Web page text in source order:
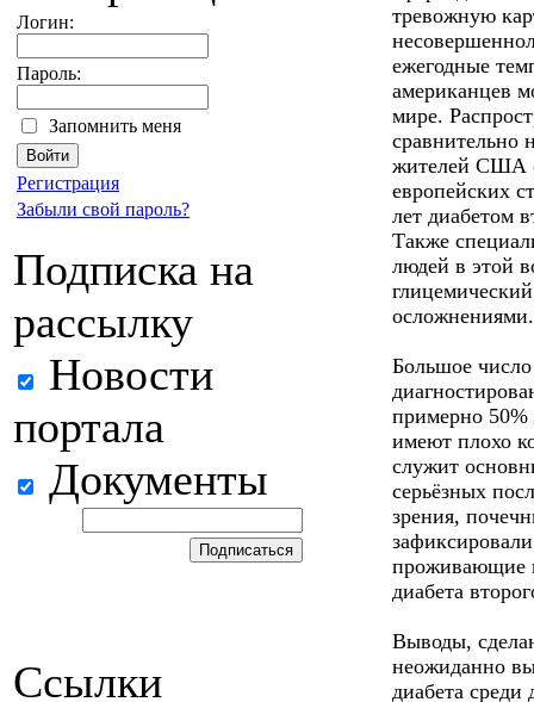
Логин:
Пароль:
Запомнить меня
Регистрация
Забыли свой пароль?
Подписка на
рассылку
Новости
портала
Документы
Ссылки
тревожную
ежегодные
американцев
мире.
сравнительно
жителей США
европейских
лет диабетом
Также
людей в этой
осложнениями.
Большое
примерно 50%
имеют плохо
служит
серьёзных
зрения,
проживающие
диабета
Выводы,
неожиданно
диабета среди